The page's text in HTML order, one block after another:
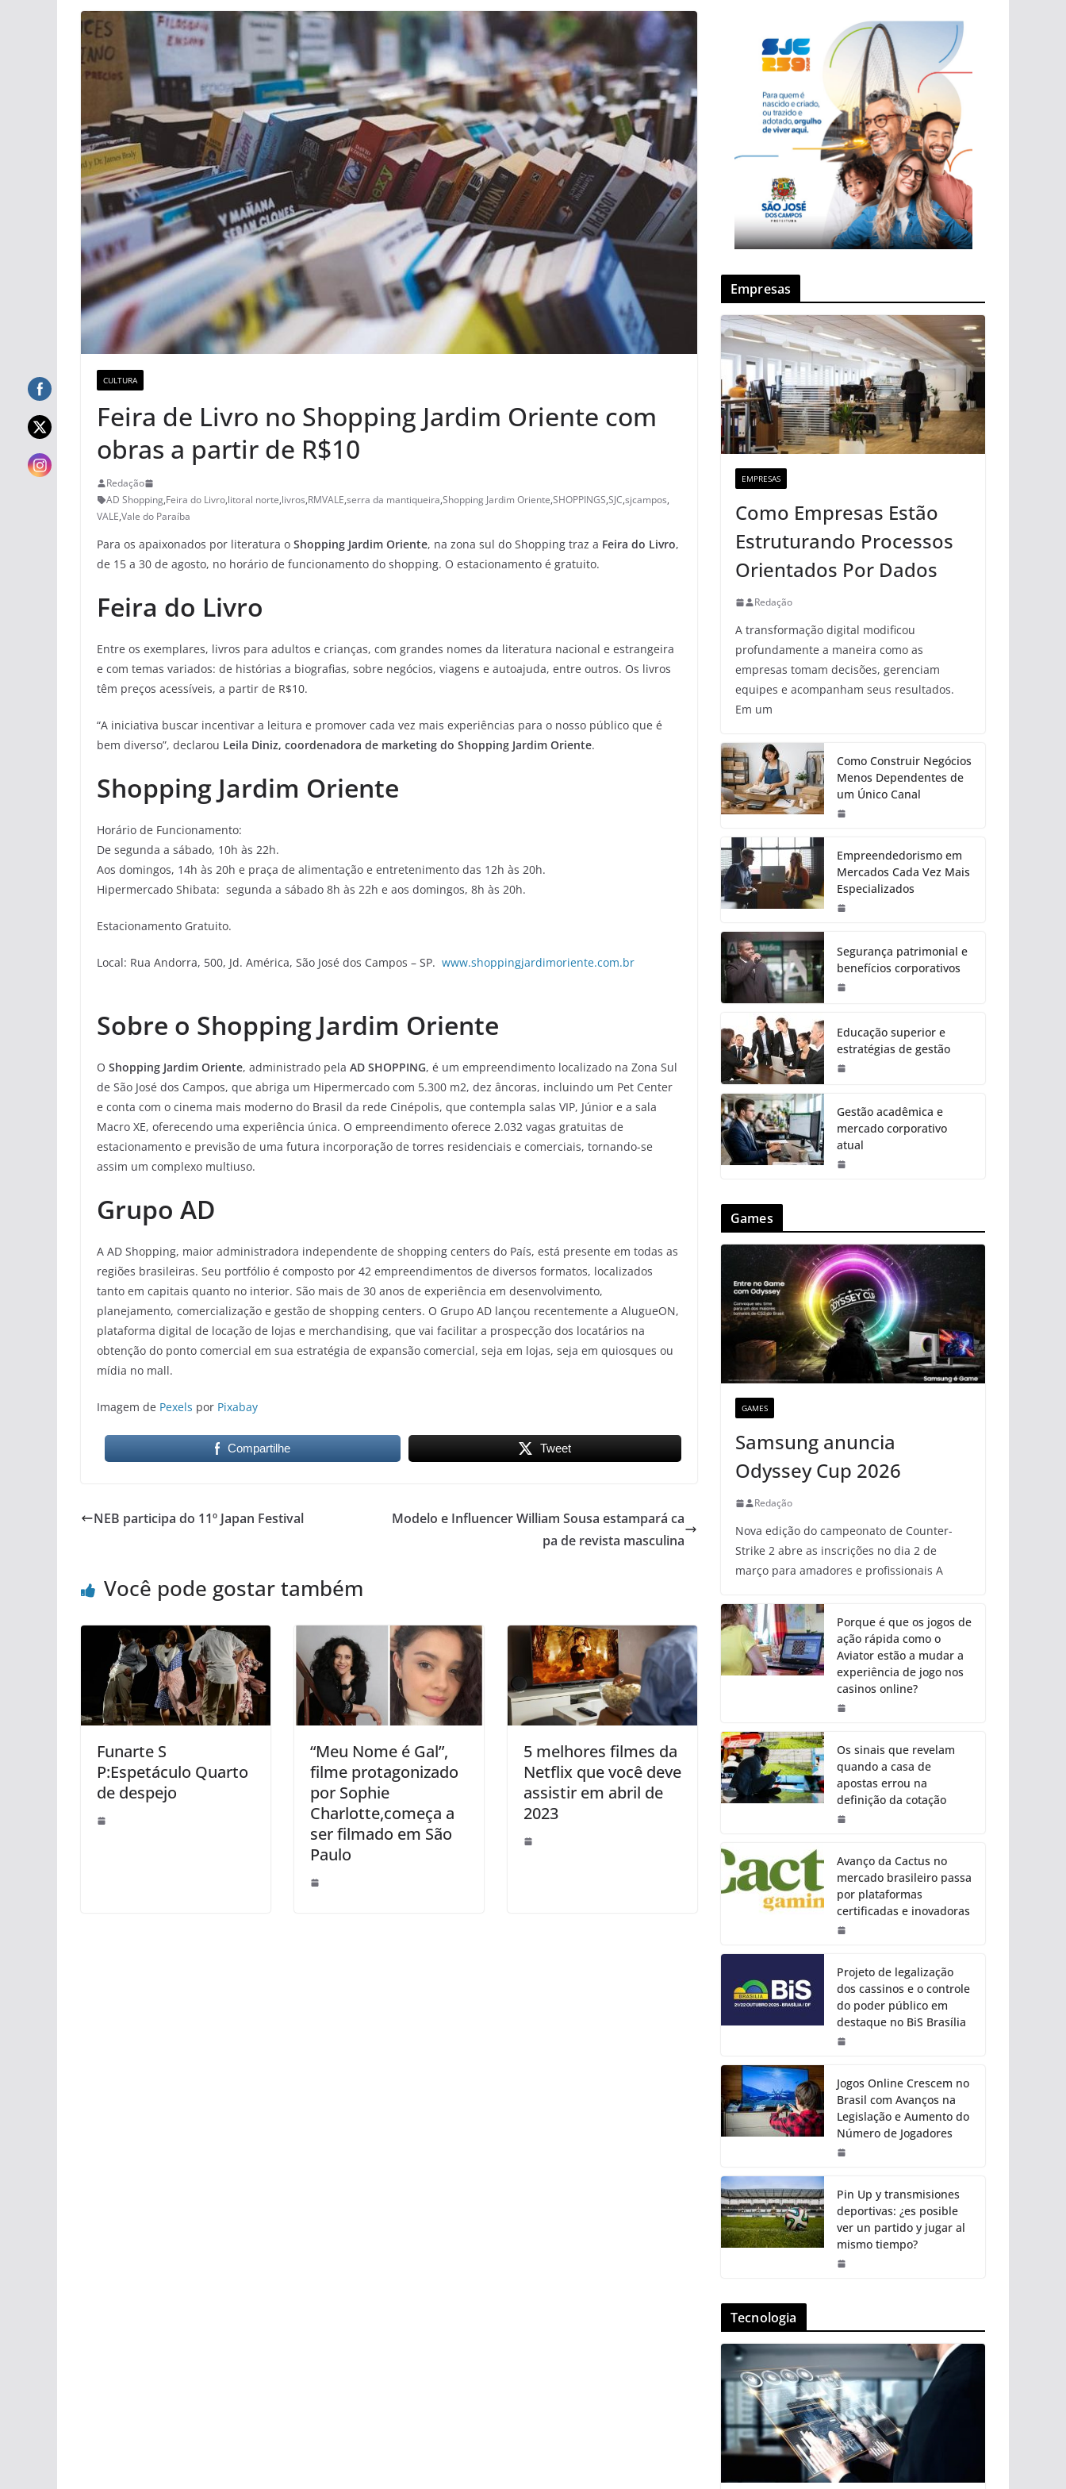
CULTURA
Feira de Livro no Shopping Jardim Oriente com
obras a partir de R$10
Redação
AD Shopping,Feira do Livro,litoral norte,livros,RMVALE,serra da mantiqueira,Shopping Jardim Oriente,SHOPPINGS,SJC,sjcampos,
VALE,Vale do Paraíba
Para os apaixonados por literatura o Shopping Jardim Oriente, na zona sul do Shopping traz a Feira do Livro,
de 15 a 30 de agosto, no horário de funcionamento do shopping. O estacionamento é gratuito.
Feira do Livro
Entre os exemplares, livros para adultos e crianças, com grandes nomes da literatura nacional e estrangeira
e com temas variados: de histórias a biografias, sobre negócios, viagens e autoajuda, entre outros. Os livros
têm preços acessíveis, a partir de R$10.
“A iniciativa buscar incentivar a leitura e promover cada vez mais experiências para o nosso público que é
bem diverso”, declarou Leila Diniz, coordenadora de marketing do Shopping Jardim Oriente.
Shopping Jardim Oriente
Horário de Funcionamento:
De segunda a sábado, 10h às 22h.
Aos domingos, 14h às 20h e praça de alimentação e entretenimento das 12h às 20h.
Hipermercado Shibata: segunda a sábado 8h às 22h e aos domingos, 8h às 20h.
Estacionamento Gratuito.
Local: Rua Andorra, 500, Jd. América, São José dos Campos – SP. www.shoppingjardimoriente.com.br
Sobre o Shopping Jardim Oriente
O Shopping Jardim Oriente, administrado pela AD SHOPPING, é um empreendimento localizado na Zona Sul
de São José dos Campos, que abriga um Hipermercado com 5.300 m2, dez âncoras, incluindo um Pet Center
e conta com o cinema mais moderno do Brasil da rede Cinépolis, que contempla salas VIP, Júnior e a sala
Macro XE, oferecendo uma experiência única. O empreendimento oferece 2.032 vagas gratuitas de
estacionamento e previsão de uma futura incorporação de torres residenciais e comerciais, tornando-se
assim um complexo multiuso.
Grupo AD
A AD Shopping, maior administradora independente de shopping centers do País, está presente em todas as
regiões brasileiras. Seu portfólio é composto por 42 empreendimentos de diversos formatos, localizados
tanto em capitais quanto no interior. São mais de 30 anos de experiência em desenvolvimento,
planejamento, comercialização e gestão de shopping centers. O Grupo AD lançou recentemente a AlugueON,
plataforma digital de locação de lojas e merchandising, que vai facilitar a prospecção dos locatários na
obtenção do ponto comercial em sua estratégia de expansão comercial, seja em lojas, seja em quiosques ou
mídia no mall.
Imagem de Pexels por Pixabay
Compartilhe Tweet
NEB participa do 11º Japan Festival
Modelo e Influencer William Sousa estampará ca
pa de revista masculina
Você pode gostar também
Funarte S​​​​​​​
P:Espetáculo Quarto
de despejo
“Meu Nome é Gal”,
filme protagonizado
por Sophie
Charlotte,começa a
ser filmado em São
Paulo
5 melhores filmes da
Netflix que você deve
assistir em abril de
2023
Empresas
EMPRESAS
Como Empresas Estão
Estruturando Processos
Orientados Por Dados
Redação
A transformação digital modificou
profundamente a maneira como as
empresas tomam decisões, gerenciam
equipes e acompanham seus resultados.
Em um
Como Construir Negócios
Menos Dependentes de
um Único Canal
Empreendedorismo em
Mercados Cada Vez Mais
Especializados
Segurança patrimonial e
benefícios corporativos
Educação superior e
estratégias de gestão
Gestão acadêmica e
mercado corporativo
atual
Games
GAMES
Samsung anuncia
Odyssey Cup 2026
Redação
Nova edição do campeonato de Counter-
Strike 2 abre as inscrições no dia 2 de
março para amadores e profissionais A
Porque é que os jogos de
ação rápida como o
Aviator estão a mudar a
experiência de jogo nos
casinos online?
Os sinais que revelam
quando a casa de
apostas errou na
definição da cotação
Avanço da Cactus no
mercado brasileiro passa
por plataformas
certificadas e inovadoras
Projeto de legalização
dos cassinos e o controle
do poder público em
destaque no BiS Brasília
Jogos Online Crescem no
Brasil com Avanços na
Legislação e Aumento do
Número de Jogadores
Pin Up y transmisiones
deportivas: ¿es posible
ver un partido y jugar al
mismo tiempo?
Tecnologia